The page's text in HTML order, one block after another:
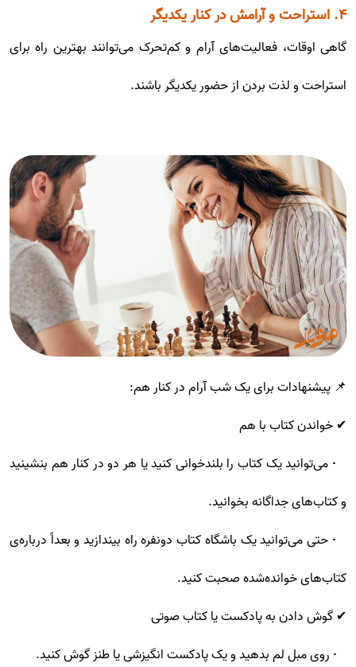
۴. استراحت و آرامش در کنار یکدیگر
گاهی اوقات، فعالیت‌های آرام و کم‌تحرک می‌توانند بهترین راه برای
استراحت و لذت بردن از حضور یکدیگر باشند.
📌 پیشنهادات برای یک شب آرام در کنار هم:
✔ خواندن کتاب با هم
• می‌توانید یک کتاب را بلندخوانی کنید یا هر دو در کنار هم بنشینید
و کتاب‌های جداگانه بخوانید.
• حتی می‌توانید یک باشگاه کتاب دونفره راه بیندازید و بعداً درباره‌ی
کتاب‌های خوانده‌شده صحبت کنید.
✔ گوش دادن به پادکست یا کتاب صوتی
• روی مبل لم بدهید و یک پادکست انگیزشی یا طنز گوش کنید.